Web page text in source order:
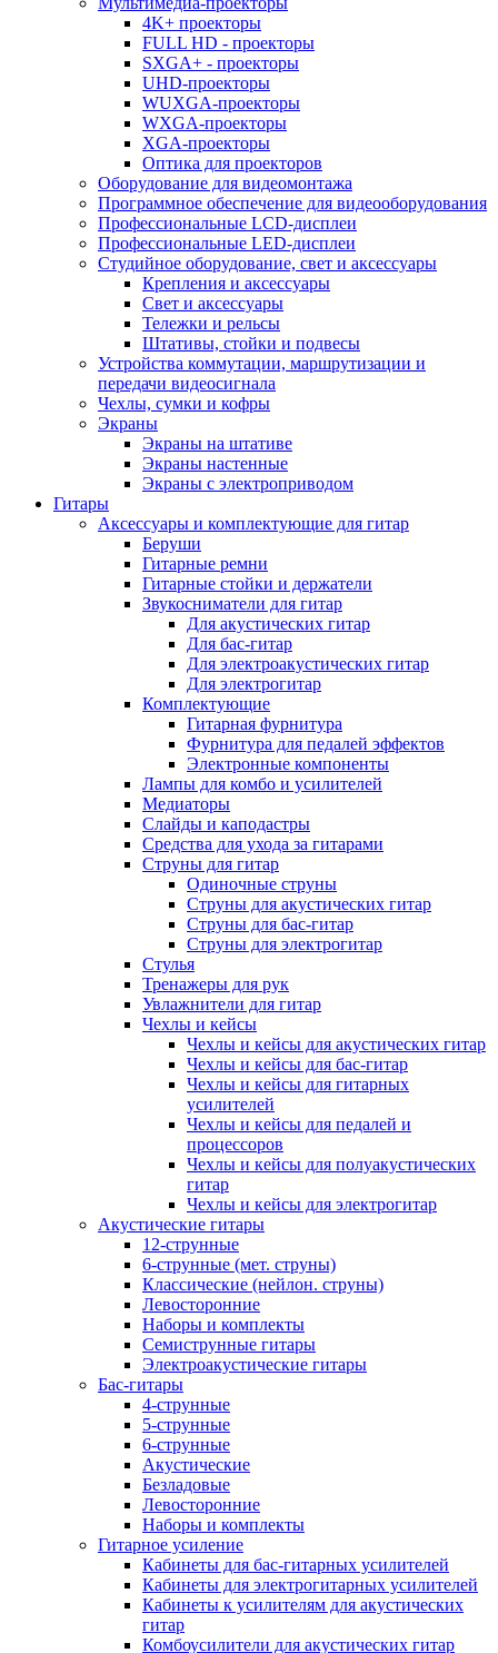
4K+ проекторы
FULL HD - проекторы
SXGA+ - проекторы
UHD-проекторы
WUXGA-проекторы
WXGA-проекторы
XGA-проекторы
Оптика для проекторов
Оборудование для видеомонтажа
Программное обеспечение для видеооборудования
Профессиональные LCD-дисплеи
Профессиональные LED-дисплеи
Студийное оборудование, свет и аксессуары
Крепления и аксессуары
Свет и аксессуары
Тележки и рельсы
Штативы, стойки и подвесы
Устройства коммутации, маршрутизации и
передачи видеосигнала
Чехлы, сумки и кофры
Экраны
Экраны на штативе
Экраны настенные
Экраны с электроприводом
Гитары
Аксессуары и комплектующие для гитар
Беруши
Гитарные ремни
Гитарные стойки и держатели
Звукосниматели для гитар
Для акустических гитар
Для бас-гитар
Для электроакустических гитар
Для электрогитар
Комплектующие
Гитарная фурнитура
Фурнитура для педалей эффектов
Электронные компоненты
Лампы для комбо и усилителей
Медиаторы
Слайды и каподастры
Средства для ухода за гитарами
Струны для гитар
Одиночные струны
Струны для акустических гитар
Струны для бас-гитар
Струны для электрогитар
Стулья
Тренажеры для рук
Увлажнители для гитар
Чехлы и кейсы
Чехлы и кейсы для акустических гитар
Чехлы и кейсы для бас-гитар
Чехлы и кейсы для гитарных
усилителей
Чехлы и кейсы для педалей и
процессоров
Чехлы и кейсы для полуакустических
гитар
Чехлы и кейсы для электрогитар
Акустические гитары
12-струнные
6-струнные (мет. струны)
Классические (нейлон. струны)
Левосторонние
Наборы и комплекты
Семиструнные гитары
Электроакустические гитары
Бас-гитары
4-струнные
5-струнные
6-струнные
Акустические
Безладовые
Левосторонние
Наборы и комплекты
Гитарное усиление
Кабинеты для бас-гитарных усилителей
Кабинеты для электрогитарных усилителей
Кабинеты к усилителям для акустических
гитар
Комбоусилители для акустических гитар